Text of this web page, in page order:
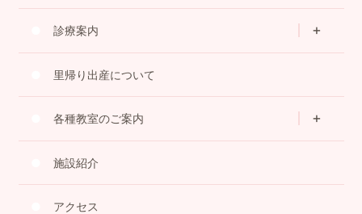
診療案内
里帰り出産について
各種教室のご案内
施設紹介
アクセス